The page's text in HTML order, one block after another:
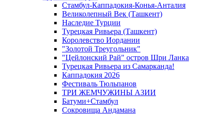
Стамбул-Каппадокия-Конья-Анталия
Великолепный Век (Ташкент)
Наследие Турции
Турецкая Ривьера (Ташкент)
Королевство Иордании
"Золотой Треугольник"
"Цейлонский Рай" остров Шри Ланка
Турецкая Ривьера из Самарканда!
Каппадокия 2026
Фестиваль Тюльпанов
ТРИ ЖЕМЧУЖИНЫ АЗИИ
Батуми+Стамбул
Сокровища Андамана